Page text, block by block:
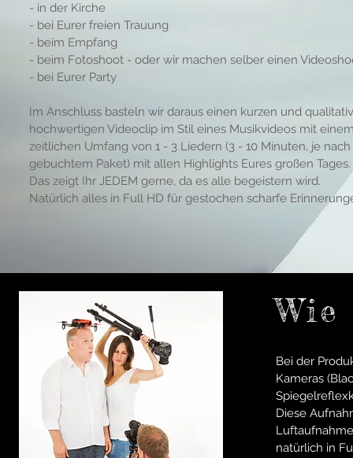
- in der Kirche
- bei Eurer freien Trauung
- beim Empfang
- beim Fotoshoot - oder wir machen selber einen
- bei Eurer Party
Im Anschluss basteln wir daraus einen kurzen und qualitativ
hochwertigen Videoclip im Stil eines Musikvideos mit
zeitlichen Umfang von 1 - 3 Liedern (3 - 10 Minuten, je nach
gebuchtem Paket) mit allen Highlights Eures großen Tages.
Das zeigt Ihr JEDEM gerne, da es alle begeistern wird.
Natürlich alles in Full HD für gestochen scharfe
Bei der
Kameras
Diese
natürlich in